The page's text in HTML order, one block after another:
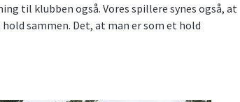
til klubben også. Vores spillere synes også, at
sammen. Det, at man er som et hold